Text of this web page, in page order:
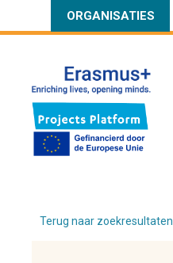
ORGANISATIES
Terug naar zoekresultaten